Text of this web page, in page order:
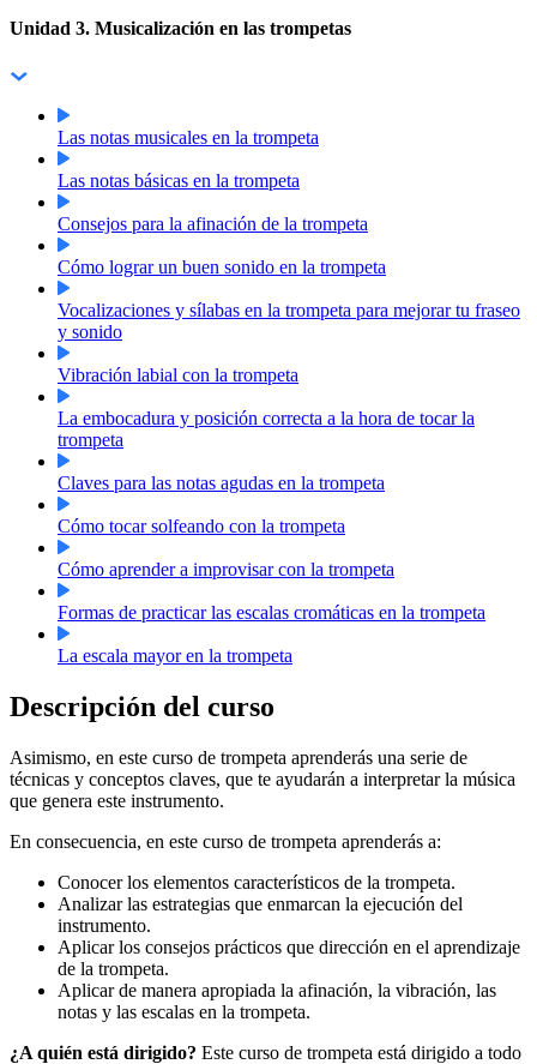
Unidad 3. Musicalización en las trompetas
Las notas musicales en la trompeta
Las notas básicas en la trompeta
Consejos para la afinación de la trompeta
Cómo lograr un buen sonido en la trompeta
Vocalizaciones y sílabas en la trompeta para mejorar tu fraseo
y sonido
Vibración labial con la trompeta
La embocadura y posición correcta a la hora de tocar la
trompeta
Claves para las notas agudas en la trompeta
Cómo tocar solfeando con la trompeta
Cómo aprender a improvisar con la trompeta
Formas de practicar las escalas cromáticas en la trompeta
La escala mayor en la trompeta
Descripción del curso
Asimismo, en este curso de trompeta aprenderás una serie de
técnicas y conceptos claves, que te ayudarán a interpretar la música
que genera este instrumento.
En consecuencia, en este curso de trompeta aprenderás a:
Conocer los elementos característicos de la trompeta.
Analizar las estrategias que enmarcan la ejecución del
instrumento.
Aplicar los consejos prácticos que dirección en el aprendizaje
de la trompeta.
Aplicar de manera apropiada la afinación, la vibración, las
notas y las escalas en la trompeta.
¿A quién está dirigido? Este curso de trompeta está dirigido a todo